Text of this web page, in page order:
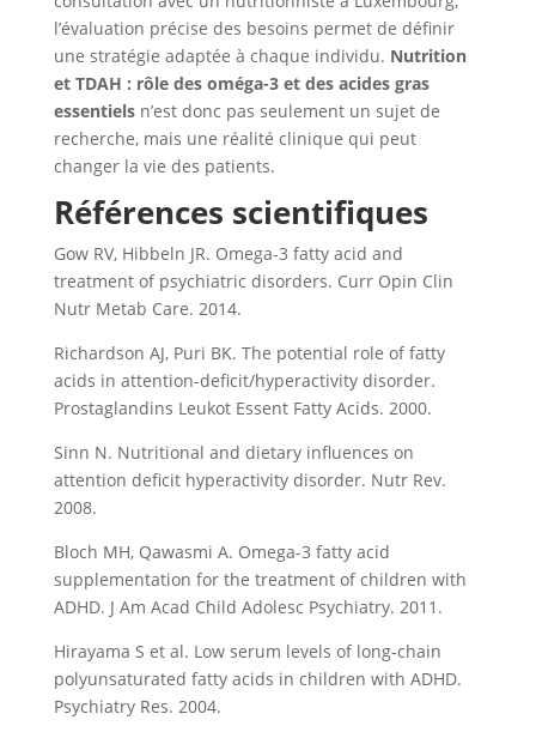
l’évaluation précise des besoins permet de définir
une stratégie adaptée à chaque individu. Nutrition
et TDAH : rôle des oméga-3 et des acides gras
essentielsn’est donc pas seulement un sujet de
recherche, mais une réalité clinique qui peut
changer la vie des patients.
Références scientifiques
Gow RV, Hibbeln JR. Omega-3 fatty acid and
treatment of psychiatric disorders. Curr Opin Clin
Nutr Metab Care. 2014.
Richardson AJ, Puri BK. The potential role of fatty
acids in attention-deficit/hyperactivity disorder.
Prostaglandins Leukot Essent Fatty Acids. 2000.
Sinn N. Nutritional and dietary influences on
attention deficit hyperactivity disorder. Nutr Rev.
2008.
Bloch MH, Qawasmi A. Omega-3 fatty acid
supplementation for the treatment of children with
ADHD. J Am Acad Child Adolesc Psychiatry. 2011.
Hirayama S et al. Low serum levels of long-chain
polyunsaturated fatty acids in children with ADHD.
Psychiatry Res. 2004.